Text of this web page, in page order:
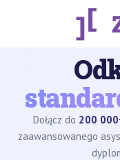
Dołącz do 200
zaawansowanego